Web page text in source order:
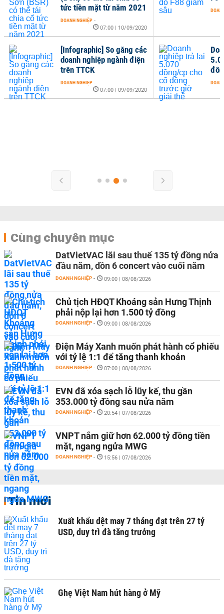
tức tiền mặt từ năm 2021
DOANH NGHIỆP -
07:00 | 10/09/2020
[Infographic] So găng các
doanh nghiệp ngành điện
trên TTCK
DOANH NGHIỆP -
07:00 | 09/09/2020
Cùng chuyên mục
DatVietVAC lãi sau thuế 135 tỷ đồng nửa
đầu năm, dồn 6 concert vào cuối năm
DOANH NGHIỆP - 09:00 | 08/08/2026
Chủ tịch HĐQT Khoáng sản Hưng Thịnh
phải nộp lại hơn 1.500 tỷ đồng
DOANH NGHIỆP - 09:00 | 08/08/2026
Điện Máy Xanh muốn phát hành cổ phiếu
với tỷ lệ 1:1 để tăng thanh khoản
DOANH NGHIỆP - 07:00 | 08/08/2026
EVN đã xóa sạch lỗ lũy kế, thu gần
353.000 tỷ đồng sau nửa năm
DOANH NGHIỆP - 20:54 | 07/08/2026
VNPT nắm giữ hơn 62.000 tỷ đồng tiền
mặt, ngang ngửa MWG
DOANH NGHIỆP - 15:56 | 07/08/2026
Tin mới
Xuất khẩu dệt may 7 tháng đạt trên 27 tỷ
USD, duy trì đà tăng trưởng
Ghẹ Việt Nam hút hàng ở Mỹ